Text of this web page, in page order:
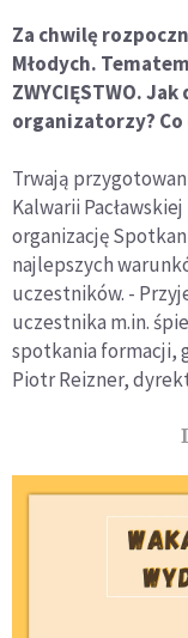
Za chwilę
Młodych.
ZWYCIĘSTWO.
organizatorzy? Co
Trwają
Kalwarii
organizację
najlepszych
uczestników. -
uczestnika m.in.
spotkania formacji,
Piotr Reizner,